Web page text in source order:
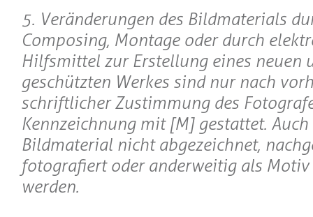
5. Veränderungen des Bildmaterials
Composing, Montage oder durch
Hilfsmittel zur Erstellung eines neuen
geschützten Werkes sind nur nach
schriftlicher Zustimmung des
Kennzeichnung mit [M] gestattet. Auch
Bildmaterial nicht abgezeichnet,
fotografiert oder anderweitig als
werden.